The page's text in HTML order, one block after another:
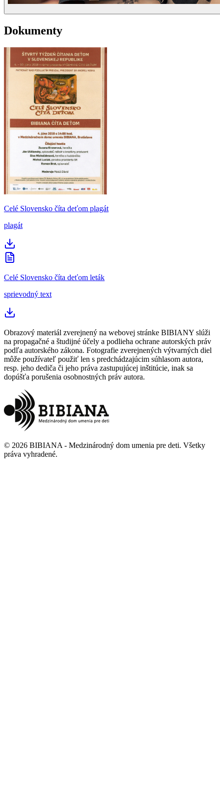
Dokumenty
Celé Slovensko číta deťom plagát
plagát
Celé Slovensko číta deťom leták
sprievodný text
Obrazový materiál zverejnený na webovej stránke BIBIANY slúži
na propagačné a študijné účely a podlieha ochrane autorských práv
podľa autorského zákona. Fotografie zverejnených výtvarných diel
môže používateľ použiť len s predchádzajúcim súhlasom autora,
resp. jeho dediča či jeho práva zastupujúcej inštitúcie, inak sa
dopúšťa porušenia osobnostných práv autora.
© 2026 BIBIANA - Medzinárodný dom umenia pre deti. Všetky
práva vyhradené.